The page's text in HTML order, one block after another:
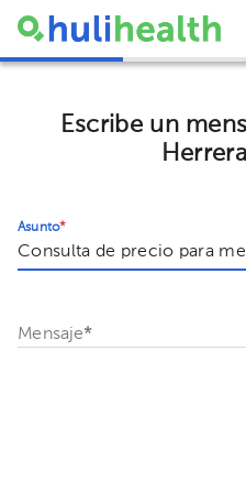
Escribe un
Asunto*
Mensaje*